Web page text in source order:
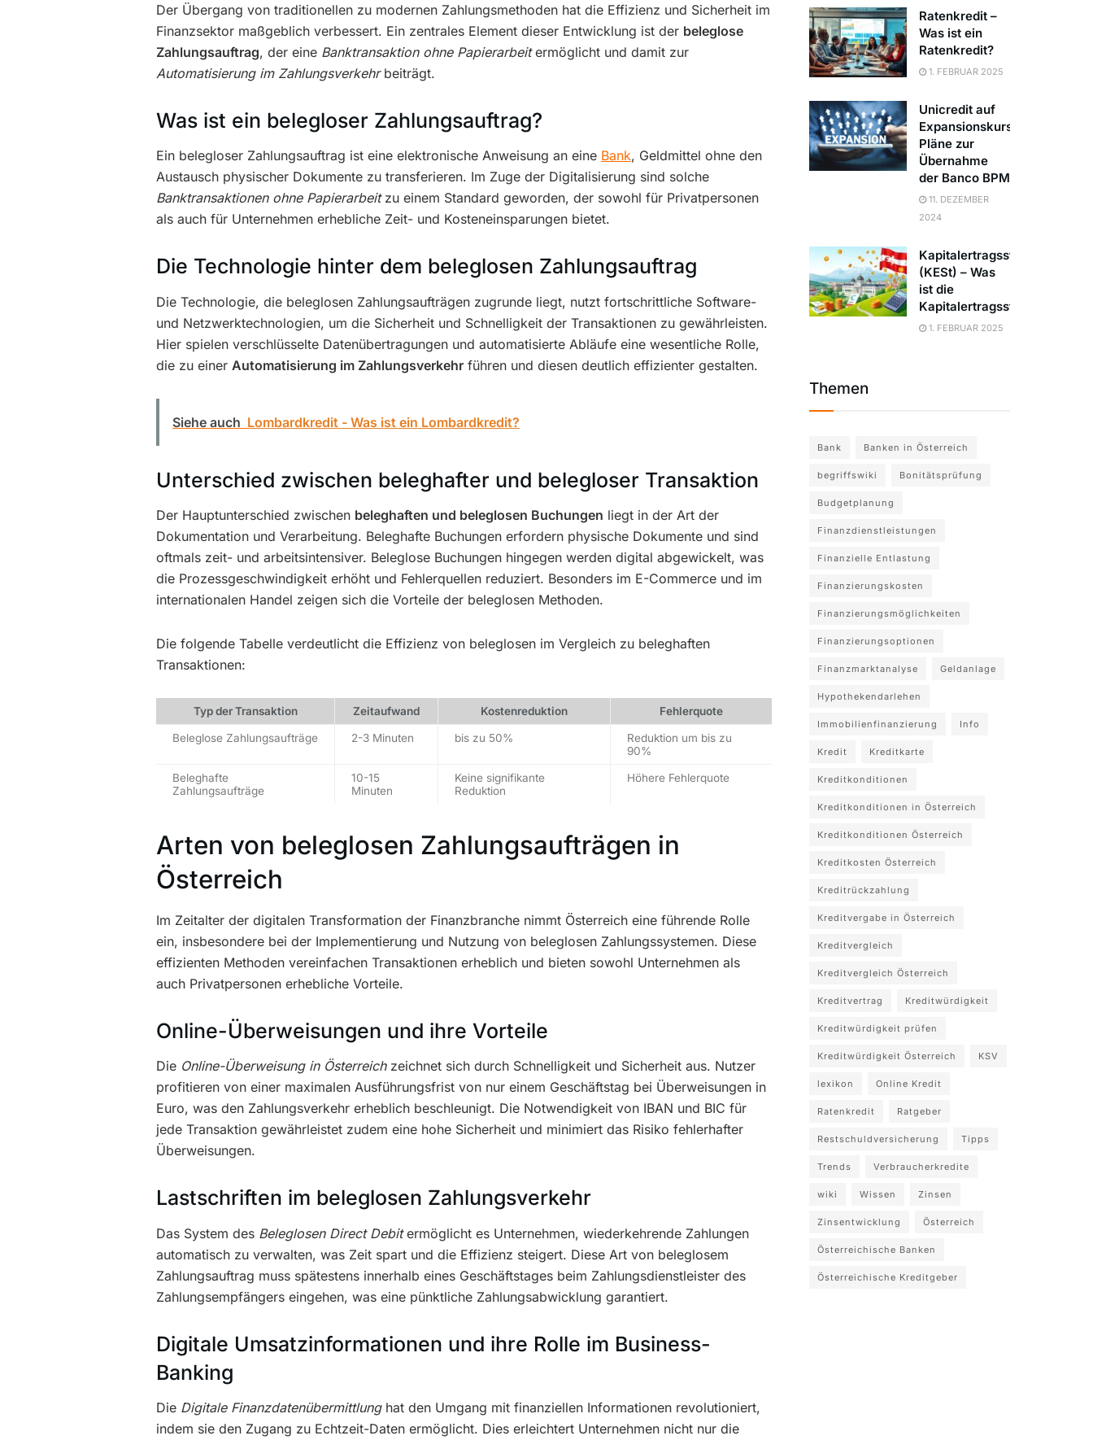
Der Übergang von traditionellen zu modernen Zahlungsmethoden hat die Effizienz und Sicherheit im
Finanzsektor maßgeblich verbessert. Ein zentrales Element dieser Entwicklung ist der beleglose
Zahlungsauftrag, der eine Banktransaktion ohne Papierarbeitermöglicht und damit zur
Automatisierung im Zahlungsverkehrbeiträgt.
Was ist ein belegloser Zahlungsauftrag?
Ein belegloser Zahlungsauftrag ist eine elektronische Anweisung an eine Bank, Geldmittel ohne den
Austausch physischer Dokumente zu transferieren. Im Zuge der Digitalisierung sind solche
Banktransaktionen ohne Papierarbeitzu einem Standard geworden, der sowohl für Privatpersonen
als auch für Unternehmen erhebliche Zeit- und Kosteneinsparungen bietet.
Die Technologie hinter dem beleglosen Zahlungsauftrag
Die Technologie, die beleglosen Zahlungsaufträgen zugrunde liegt, nutzt fortschrittliche Software-
und Netzwerktechnologien, um die Sicherheit und Schnelligkeit der Transaktionen zu gewährleisten.
Hier spielen verschlüsselte Datenübertragungen und automatisierte Abläufe eine wesentliche Rolle,
die zu einer Automatisierung im Zahlungsverkehr führen und diesen deutlich effizienter gestalten.
Siehe auch Lombardkredit - Was ist ein Lombardkredit?
Unterschied zwischen beleghafter und belegloser Transaktion
Der Hauptunterschied zwischen beleghaften und beleglosen Buchungen liegt in der Art der
Dokumentation und Verarbeitung. Beleghafte Buchungen erfordern physische Dokumente und sind
oftmals zeit- und arbeitsintensiver. Beleglose Buchungen hingegen werden digital abgewickelt, was
die Prozessgeschwindigkeit erhöht und Fehlerquellen reduziert. Besonders im E-Commerce und im
internationalen Handel zeigen sich die Vorteile der beleglosen Methoden.
Die folgende Tabelle verdeutlicht die Effizienz von beleglosen im Vergleich zu beleghaften
Transaktionen:
Typ der Transaktion Zeitaufwand Kostenreduktion Fehlerquote
Beleglose Zahlungsaufträge 2-3 Minuten bis zu 50%
Reduktion um bis zu
90%
Beleghafte
Zahlungsaufträge
10-15
Minuten
Keine signifikante
Reduktion
Höhere Fehlerquote
Arten von beleglosen Zahlungsaufträgen in
Österreich
Im Zeitalter der digitalen Transformation der Finanzbranche nimmt Österreich eine führende Rolle
ein, insbesondere bei der Implementierung und Nutzung von beleglosen Zahlungssystemen. Diese
effizienten Methoden vereinfachen Transaktionen erheblich und bieten sowohl Unternehmen als
auch Privatpersonen erhebliche Vorteile.
Online-Überweisungen und ihre Vorteile
Die Online-Überweisung in Österreichzeichnet sich durch Schnelligkeit und Sicherheit aus. Nutzer
profitieren von einer maximalen Ausführungsfrist von nur einem Geschäftstag bei Überweisungen in
Euro, was den Zahlungsverkehr erheblich beschleunigt. Die Notwendigkeit von IBAN und BIC für
jede Transaktion gewährleistet zudem eine hohe Sicherheit und minimiert das Risiko fehlerhafter
Überweisungen.
Lastschriften im beleglosen Zahlungsverkehr
Das System des Beleglosen Direct Debitermöglicht es Unternehmen, wiederkehrende Zahlungen
automatisch zu verwalten, was Zeit spart und die Effizienz steigert. Diese Art von beleglosem
Zahlungsauftrag muss spätestens innerhalb eines Geschäftstages beim Zahlungsdienstleister des
Zahlungsempfängers eingehen, was eine pünktliche Zahlungsabwicklung garantiert.
Digitale Umsatzinformationen und ihre Rolle im Business-
Banking
Die Digitale Finanzdatenübermittlunghat den Umgang mit finanziellen Informationen revolutioniert,
indem sie den Zugang zu Echtzeit-Daten ermöglicht. Dies erleichtert Unternehmen nicht nur die
Ratenkredit –
Was ist ein
Ratenkredit?
1. FEBRUAR 2025
Unicredit auf
Expansionskurs:
Pläne zur
Übernahme
der Banco BPM
11. DEZEMBER
2024
Kapitalertragssteuer
(KESt) – Was
ist die
Kapitalertragssteuer?
1. FEBRUAR 2025
Themen
Bank Banken in Österreich
begriffswiki Bonitätsprüfung
Budgetplanung
Finanzdienstleistungen
Finanzielle Entlastung
Finanzierungskosten
Finanzierungsmöglichkeiten
Finanzierungsoptionen
Finanzmarktanalyse Geldanlage
Hypothekendarlehen
Immobilienfinanzierung Info
Kredit Kreditkarte
Kreditkonditionen
Kreditkonditionen in Österreich
Kreditkonditionen Österreich
Kreditkosten Österreich
Kreditrückzahlung
Kreditvergabe in Österreich
Kreditvergleich
Kreditvergleich Österreich
Kreditvertrag Kreditwürdigkeit
Kreditwürdigkeit prüfen
Kreditwürdigkeit Österreich KSV
lexikon Online Kredit
Ratenkredit Ratgeber
Restschuldversicherung Tipps
Trends Verbraucherkredite
wiki Wissen Zinsen
Zinsentwicklung Österreich
Österreichische Banken
Österreichische Kreditgeber